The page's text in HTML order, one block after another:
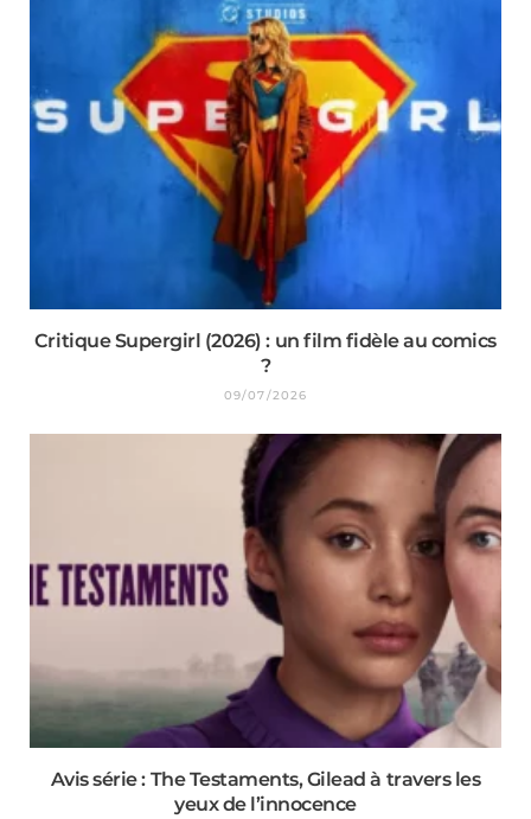
Critique Supergirl (2026) : un film fidèle au comics
?
09/07/2026
Avis série : The Testaments, Gilead à travers les
yeux de l’innocence